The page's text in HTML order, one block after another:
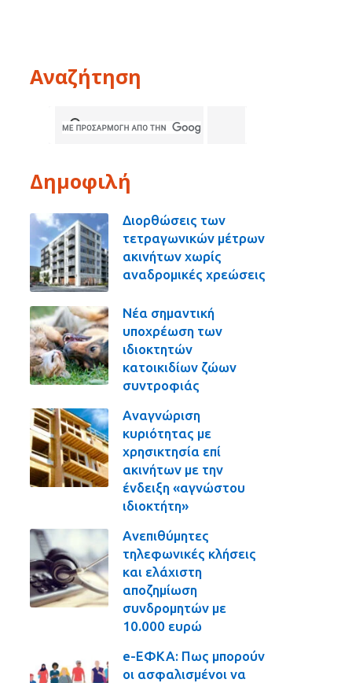
Αναζήτηση
Δημοφιλή
Διορθώσεις των
τετραγωνικών μέτρων
ακινήτων χωρίς
αναδρομικές χρεώσεις
Νέα σημαντική
υποχρέωση των
ιδιοκτητών
κατοικιδίων ζώων
συντροφιάς
Αναγνώριση
κυριότητας με
χρησικτησία επί
ακινήτων με την
ένδειξη «αγνώστου
ιδιοκτήτη»
Ανεπιθύμητες
τηλεφωνικές κλήσεις
και ελάχιστη
αποζημίωση
συνδρομητών με
10.000 ευρώ
e-ΕΦΚΑ: Πως μπορούν
οι ασφαλισμένοι να